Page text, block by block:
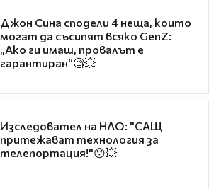
Джон Сина сподели 4 неща, които
могат да съсипят всяко GenZ:
„Ако ги имаш, провалът е
гарантиран“🧐💥
Изследовател на НЛО: "САЩ
притежават технология за
телепортация!"😯💥